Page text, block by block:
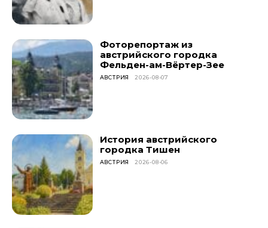
Фоторепортаж из
австрийского городка
Фельден-ам-Вёртер-Зее
АВСТРИЯ 2026-08-07
История австрийского
городка Тишен
АВСТРИЯ 2026-08-06